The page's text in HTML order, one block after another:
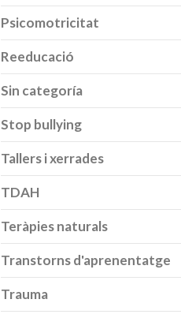
Psicomotricitat
Reeducació
Sin categoría
Stop bullying
Tallers i xerrades
TDAH
Teràpies naturals
Transtorns d'aprenentatge
Trauma